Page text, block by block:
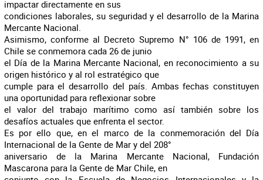
impactar directamente en sus
condiciones laborales, su seguridad y el desarrollo de la Marina
Mercante Nacional.
Asimismo, conforme al Decreto Supremo N° 106 de 1991, en
Chile se conmemora cada 26 de junio
el Día de la Marina Mercante Nacional, en reconocimiento a su
origen histórico y al rol estratégico que
cumple para el desarrollo del país. Ambas fechas constituyen
una oportunidad para reflexionar sobre
el valor del trabajo marítimo como así también sobre los
desafíos actuales que enfrenta el sector.
Es por ello que, en el marco de la conmemoración del Día
Internacional de la Gente de Mar y del 208°
aniversario de la Marina Mercante Nacional, Fundación
Mascarona para la Gente de Mar Chile, en